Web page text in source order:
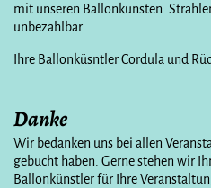
mit unseren Ballonkünsten.
unbezahlbar.
Ihre Ballonküsntler Cordula und
Danke
Wir bedanken uns bei allen
gebucht haben. Gerne stehen wir
Ballonkünstler für Ihre